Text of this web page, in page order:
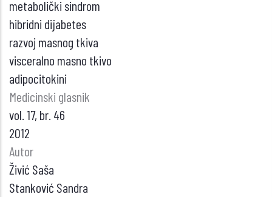
metabolički sindrom
hibridni dijabetes
razvoj masnog tkiva
visceralno masno tkivo
adipocitokini
Medicinski glasnik
vol. 17, br. 46
2012
Autor
Živić Saša
Stanković Sandra